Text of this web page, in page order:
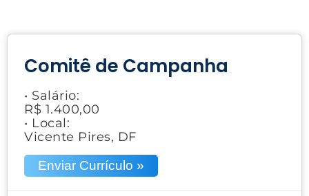
Comitê de Campanha
• Salário:
R$ 1.400,00
• Local:
Vicente Pires, DF
Enviar Currículo »